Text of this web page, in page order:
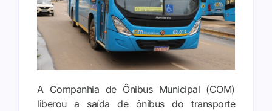
A Companhia de Ônibus Municipal (COM)
liberou a saída de ônibus do transporte